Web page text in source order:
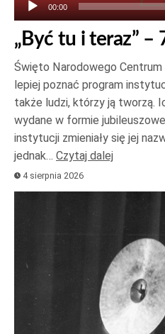
00:00
„Być tu i teraz” –
Święto Narodowego
lepiej poznać program
także ludzi, którzy ją tworzą.
wydane w formie
instytucji zmieniały się jej
jednak… Czytaj dalej
4 sierpnia 2026